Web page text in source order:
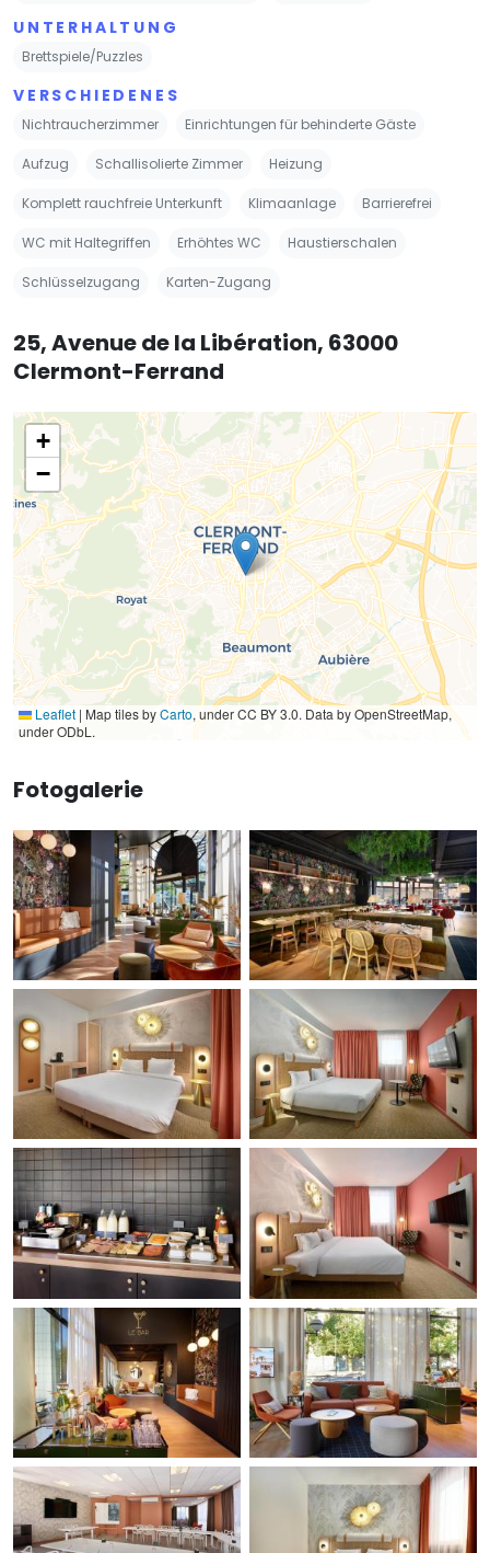
UNTERHALTUNG
Brettspiele/Puzzles
VERSCHIEDENES
Nichtraucherzimmer Einrichtungen für behinderte Gäste
Aufzug Schallisolierte Zimmer Heizung
Komplett rauchfreie Unterkunft Klimaanlage Barrierefrei
WC mit Haltegriffen Erhöhtes WC Haustierschalen
Schlüsselzugang Karten-Zugang
25, Avenue de la Libération, 63000
Clermont-Ferrand
+
−
Leaflet | Map tiles byCarto, under CC BY 3.0. Data by OpenStreetMap,
under ODbL.
Fotogalerie